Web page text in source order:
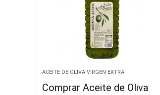
ACEITE DE OLIVA VIRGEN EXTRA
Comprar Aceite de Oliva